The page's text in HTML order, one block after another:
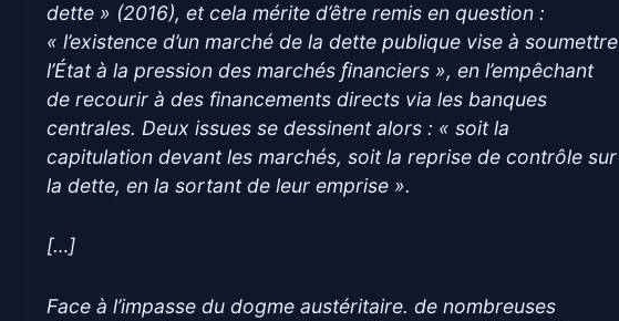
dette » (2016), et cela mérite d’être remis en question :
« l’existence d’un marché de la dette publique vise à soumettre
l’État à la pression des marchés ﬁnanciers », en l’empêchant
de recourir à des financements directs via les banques
centrales. Deux issues se dessinent alors : « soit la
capitulation devant les marchés, soit la reprise de contrôle sur
la dette, en la sortant de leur emprise ».
[…]
Face à l’impasse du dogme austéritaire. de nombreuses